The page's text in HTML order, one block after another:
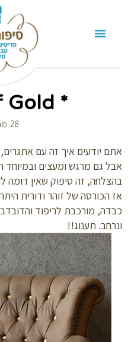
יודעים איך זה עם אתגרים,
גם מרגש ומעצים ובמיוחד
זה סיפוק שאין דומה לו.
של זוהר ודורית היתה
מורכבת לריפוד והדובדבן
תענוג!!